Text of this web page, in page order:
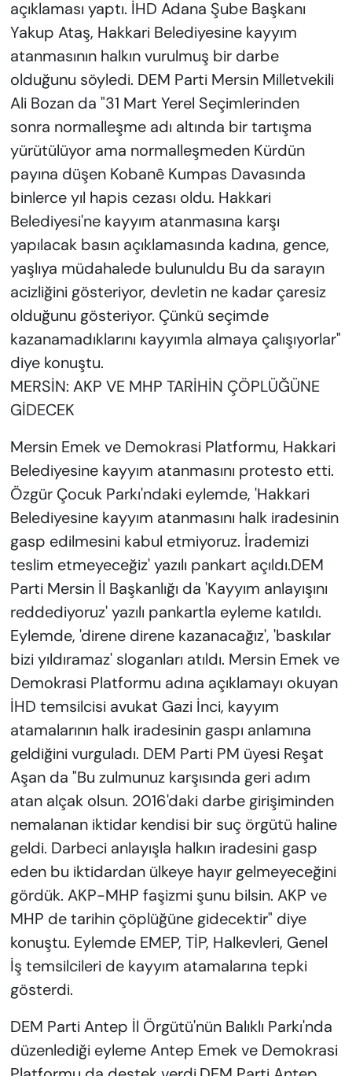
açıklaması yaptı. İHD Adana Şube Başkanı
Yakup Ataş, Hakkari Belediyesine kayyım
atanmasının halkın vurulmuş bir darbe
olduğunu söyledi. DEM Parti Mersin Milletvekili
Ali Bozan da "31 Mart Yerel Seçimlerinden
sonra normalleşme adı altında bir tartışma
yürütülüyor ama normalleşmeden Kürdün
payına düşen Kobanê Kumpas Davasında
binlerce yıl hapis cezası oldu. Hakkari
Belediyesi'ne kayyım atanmasına karşı
yapılacak basın açıklamasında kadına, gence,
yaşlıya müdahalede bulunuldu Bu da sarayın
acizliğini gösteriyor, devletin ne kadar çaresiz
olduğunu gösteriyor. Çünkü seçimde
kazanamadıklarını kayyımla almaya çalışıyorlar"
diye konuştu.
MERSİN: AKP VE MHP TARİHİN ÇÖPLÜĞÜNE
GİDECEK
Mersin Emek ve Demokrasi Platformu, Hakkari
Belediyesine kayyım atanmasını protesto etti.
Özgür Çocuk Parkı'ndaki eylemde, 'Hakkari
Belediyesine kayyım atanmasını halk iradesinin
gasp edilmesini kabul etmiyoruz. İrademizi
teslim etmeyeceğiz' yazılı pankart açıldı.DEM
Parti Mersin İl Başkanlığı da 'Kayyım anlayışını
reddediyoruz' yazılı pankartla eyleme katıldı.
Eylemde, 'direne direne kazanacağız', 'baskılar
bizi yıldıramaz' sloganları atıldı. Mersin Emek ve
Demokrasi Platformu adına açıklamayı okuyan
İHD temsilcisi avukat Gazi İnci, kayyım
atamalarının halk iradesinin gaspı anlamına
geldiğini vurguladı. DEM Parti PM üyesi Reşat
Aşan da "Bu zulmunuz karşısında geri adım
atan alçak olsun. 2016'daki darbe girişiminden
nemalanan iktidar kendisi bir suç örgütü haline
geldi. Darbeci anlayışla halkın iradesini gasp
eden bu iktidardan ülkeye hayır gelmeyeceğini
gördük. AKP-MHP faşizmi şunu bilsin. AKP ve
MHP de tarihin çöplüğüne gidecektir" diye
konuştu. Eylemde EMEP, TİP, Halkevleri, Genel
İş temsilcileri de kayyım atamalarına tepki
gösterdi.
DEM Parti Antep İl Örgütü'nün Balıklı Parkı'nda
düzenlediği eyleme Antep Emek ve Demokrasi